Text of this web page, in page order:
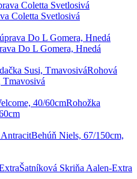
Coletta Svetlosivá
Do L Gomera, Hnedá
Rohová
Tmavosivá
Rohožka
Behúň Niels, 67/150cm,
Šatníková Skriňa Aalen-Extra